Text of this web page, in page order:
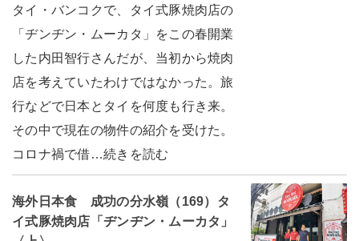
タイ・バンコクで、タイ式豚焼肉店の
「ヂンヂン・ムーカタ」をこの春開業
した内田智行さんだが、当初から焼肉
店を考えていたわけではなかった。旅
行などで日本とタイを何度も行き来。
その中で現在の物件の紹介を受けた。
コロナ禍で借…続きを読む
海外日本食 成功の分水嶺（169）タ
イ式豚焼肉店「ヂンヂン・ムーカタ」